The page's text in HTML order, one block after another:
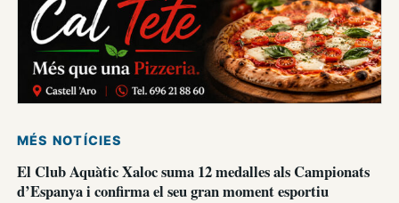
MÉS NOTÍCIES
El Club Aquàtic Xaloc suma 12 medalles als Campionats
d’Espanya i confirma el seu gran moment esportiu